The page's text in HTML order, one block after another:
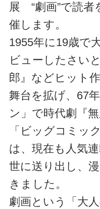
展 “劇画”で読者
催します。
1955年に19歳で
ビューしたさい
郎』などヒット
舞台を拡げ、67
ン」で時代劇『
「ビッグコミッ
は、現在も人気
世に送り出し、
きました。
劇画という「大